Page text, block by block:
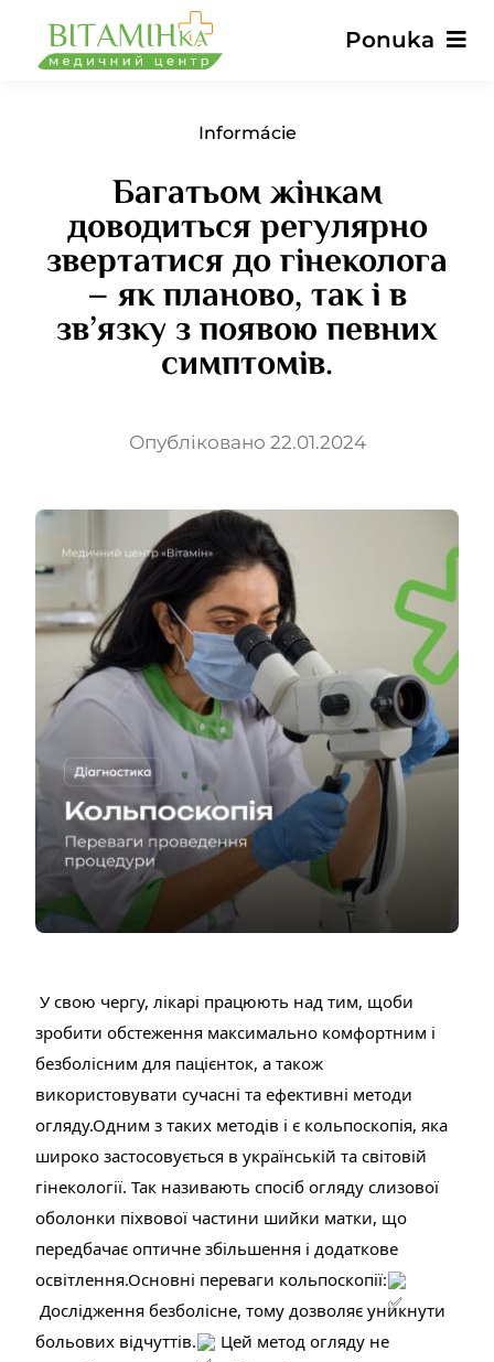
obsah
Ponuka
Hlavné
Služby
Lekári
Ceny
Kontakty
SK
Informácie
Багатьом жінкам
доводиться регулярно
звертатися до гінеколога
– як планово, так і в
зв’язку з появою певних
симптомів.
Опубліковано 22.01.2024
У свою чергу, лікарі працюють над тим, щоби
зробити обстеження максимально комфортним і
безболісним для пацієнток, а також
використовувати сучасні та ефективні методи
огляду.Одним з таких методів і є кольпоскопія, яка
широко застосовується в українській та світовій
гінекології. Так називають спосіб огляду слизової
оболонки піхвової частини шийки матки, що
передбачає оптичне збільшення і додаткове
освітлення.Основні переваги кольпоскопії:
Дослідження безболісне, тому дозволяє уникнути
больових відчуттів.
Цей метод огляду не